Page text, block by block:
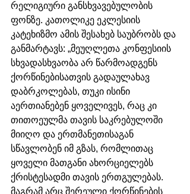
რელიგიური განსხვავებულობის
ფონზე. კათოლიკე ეკლესიის
კატეხიზმო ამის შესახებ საუბრობს და
განმარტავს: „მეუღლეთა კონფესიის
სხვადასხვაობა არ წარმოადგენს
ქორწინებისათვის გადაულახავ
დაბრკოლებას, თუკი ისინი
აერთიანებენ ყოველივეს, რაც კი
თითოეულმა თავის საკრებულოში
მიიღო და ერთმანეთისაგან
სწავლობენ იმ გზას, რომლითაც
ყოველი მათგანი ახორციელებს
ქრისტესადმი თავის ერთგულებას.
მაგრამ არც შერეული ქორწინების